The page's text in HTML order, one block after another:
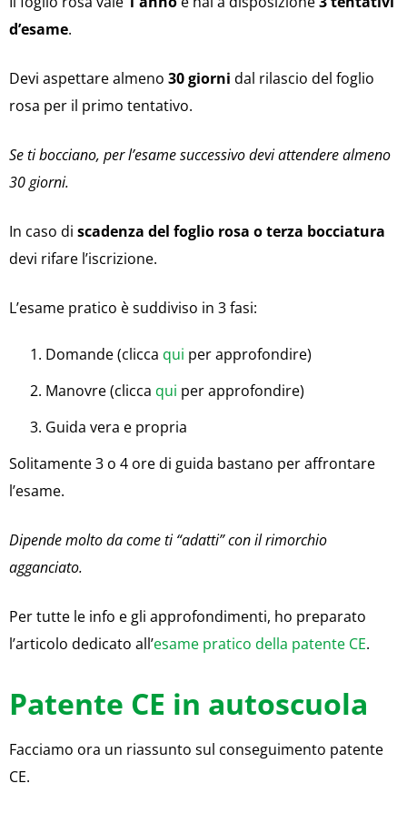
d’esame.
Devi aspettare almeno 30 giorni dal rilascio del foglio
rosa per il primo tentativo.
Se ti bocciano, per l’esame successivo devi attendere almeno
30 giorni.
In caso di scadenza del foglio rosa o terza bocciatura
devi rifare l’iscrizione.
L’esame pratico è suddiviso in 3 fasi:
Domande (clicca qui per approfondire)
Manovre (clicca qui per approfondire)
Guida vera e propria
Solitamente 3 o 4 ore di guida bastano per affrontare
l’esame.
Dipende molto da come ti “adatti” con il rimorchio
agganciato.
Per tutte le info e gli approfondimenti, ho preparato
l’articolo dedicato all’esame pratico della patente CE.
Patente CE in autoscuola
Facciamo ora un riassunto sul conseguimento patente
CE.